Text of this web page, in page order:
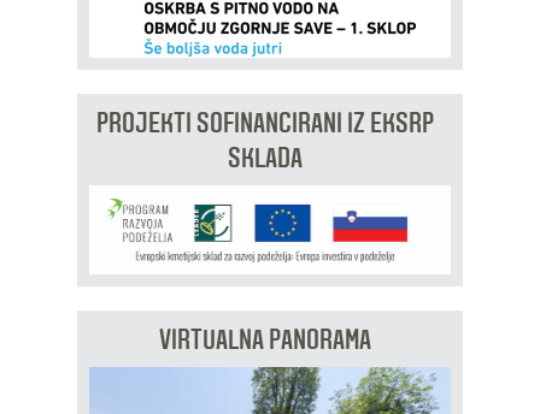
PROJEKTI SOFINANCIRANI IZ EKSRP
SKLADA
VIRTUALNA PANORAMA